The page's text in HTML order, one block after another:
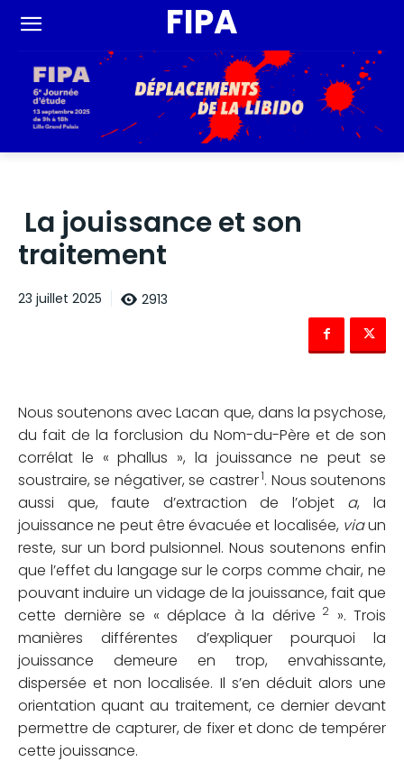
FIPA
La jouissance et son
traitement
23 juillet 2025 2913
Nous soutenons avec Lacan que, dans la psychose,
du fait de la forclusion du Nom-du-Père et de son
corrélat le « phallus », la jouissance ne peut se
soustraire, se négativer, se castrer1. Nous soutenons
aussi que, faute d’extraction de l’objet a, la
jouissance ne peut être évacuée et localisée, viaun
reste, sur un bord pulsionnel. Nous soutenons enfin
que l’effet du langage sur le corps comme chair, ne
pouvant induire un vidage de la jouissance, fait que
cette dernière se « déplace à la dérive 2 ». Trois
manières différentes d’expliquer pourquoi la
jouissance demeure en trop, envahissante,
dispersée et non localisée. Il s’en déduit alors une
orientation quant au traitement, ce dernier devant
permettre de capturer, de fixer et donc de tempérer
cette jouissance.